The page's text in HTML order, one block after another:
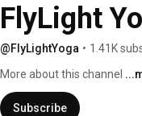
FlyLight
@FlyLightYoga • 1.41K
More about this channel
Subscribe